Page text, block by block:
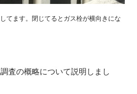
てます。閉じてるとガス栓が横向きにな
査の概略について説明しまし